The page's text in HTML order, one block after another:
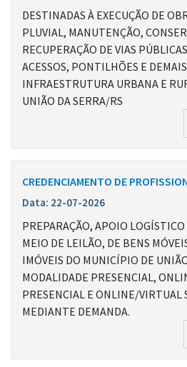
DESTINADAS À EXECUÇÃO DE
PLUVIAL, MANUTENÇÃO,
RECUPERAÇÃO DE VIAS
ACESSOS, PONTILHÕES E
INFRAESTRUTURA URBANA E
UNIÃO DA SERRA/RS
CREDENCIAMENTO DE
Data: 22-07-2026
PREPARAÇÃO, APOIO
MEIO DE LEILÃO, DE BENS
IMÓVEIS DO MUNICÍPIO DE
MODALIDADE PRESENCIAL,
PRESENCIAL E ONLINE/VIRTUAL
MEDIANTE DEMANDA.